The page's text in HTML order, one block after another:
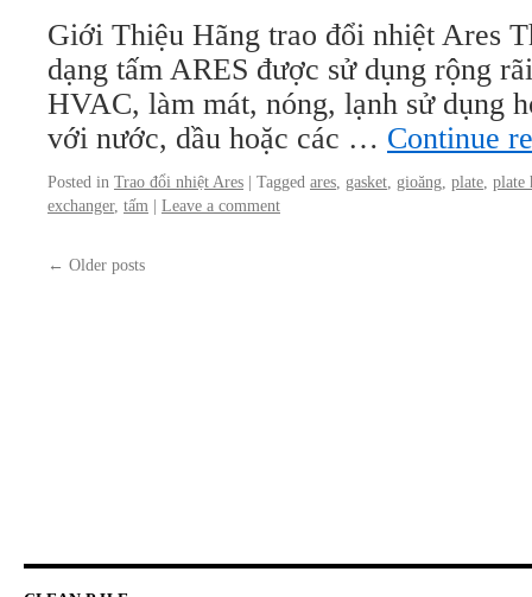
Giới Thiệu Hãng trao đổi nhiệt Ares
dạng tấm ARES được sử dụng rộng
HVAC, làm mát, nóng, lạnh sử dụng
với nước, dầu hoặc các … Continue
Posted in Trao đổi nhiệt Ares | Tagged ares gasket gioăng plate plate
exchanger, tấm | Leave a comment
← Older posts